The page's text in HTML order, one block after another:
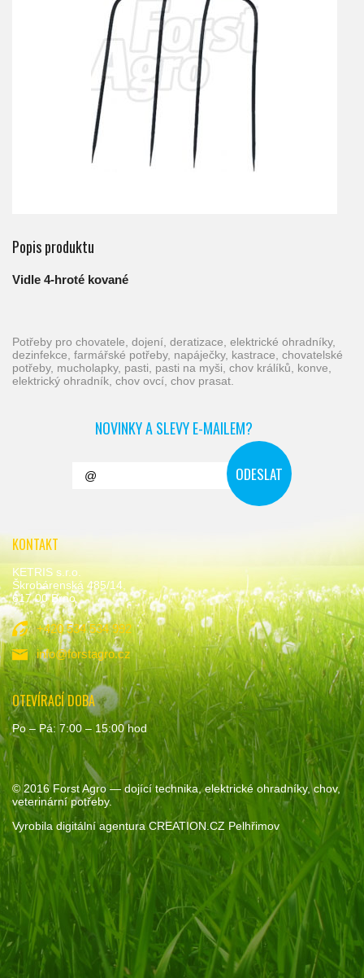
Popis produktu
Vidle 4-hroté kované
potřeby pro chovatele, dojení, deratizace, elektrické ohradníky,
dezinfekce, farmářské potřeby, napáječky, kastrace, chovatelské
potřeby, mucholapky, pasti, pasti na myši, chov králíků, konve,
elektrický ohradník, chov ovcí, chov prasat.
NOVINKY A SLEVY E-MAILEM?
KONTAKT
KETRIS s.r.o.
Škrobárenská 485/14,
617 00 Brno
+420 534 534 992
info@forstagro.cz
OTEVÍRACÍ DOBA
Po – Pá: 7:00 – 15:00 hod
© 2016Forst Agro— dojící technika, elektrické ohradníky, chov,
veterinární potřeby.
Vyrobila digitální agentura CREATION.CZ Pelhřimov